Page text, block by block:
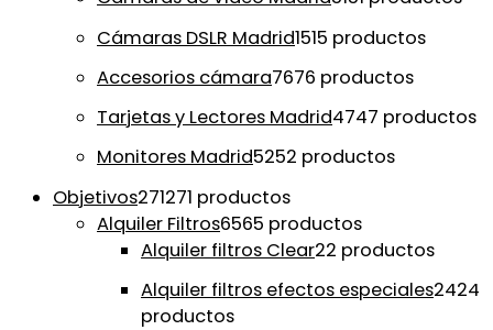
Cámaras DSLR Madrid1515 productos
Accesorios cámara7676 productos
Tarjetas y Lectores Madrid4747 productos
Monitores Madrid5252 productos
Objetivos271271 productos
Alquiler Filtros6565 productos
Alquiler filtros Clear22 productos
Alquiler filtros efectos especiales2424
productos